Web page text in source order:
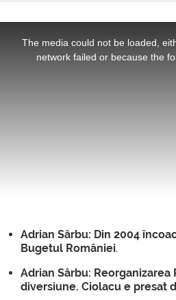
The media could not be loaded,
network failed or because the
Adrian Sârbu: Din 2004
Bugetul României.
Adrian Sârbu: Reorganizarea
diversiune. Ciolacu e presat